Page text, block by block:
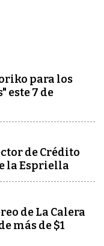
para los
este 7 de
de Crédito
la Espriella
de La Calera
más de $1